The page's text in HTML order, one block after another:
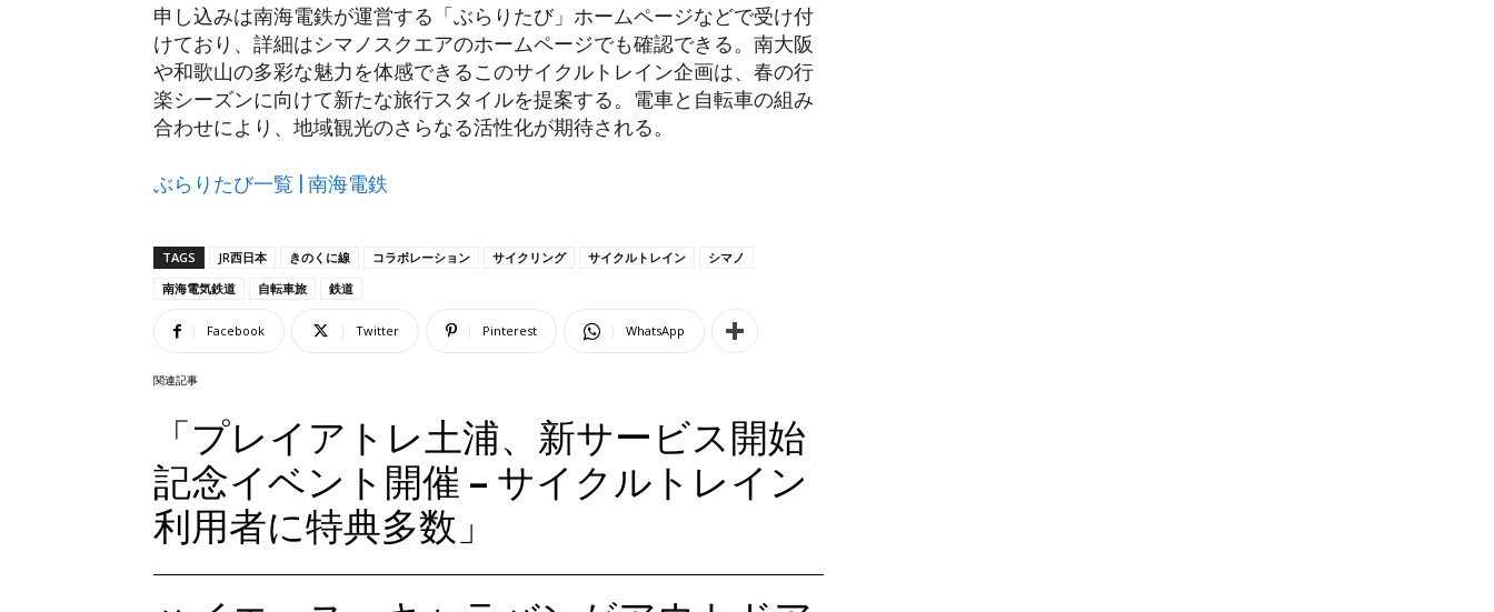
申し込みは南海電鉄が運営する「ぶらりたび」ホームページなどで受け付
けており、詳細はシマノスクエアのホームページでも確認できる。南大阪
や和歌山の多彩な魅力を体感できるこのサイクルトレイン企画は、春の行
楽シーズンに向けて新たな旅行スタイルを提案する。電車と自転車の組み
合わせにより、地域観光のさらなる活性化が期待される。
ぶらりたび一覧 | 南海電鉄
TAGS JR西日本 きのくに線 コラボレーション サイクリング サイクルトレイン
シマノ
南海電気鉄道
自転車旅 鉄道
Facebook Twitter Pinterest WhatsApp
関連記事
「プレイアトレ土浦、新サービス開始
記念イベント開催 – サイクルトレイン
利用者に特典多数」